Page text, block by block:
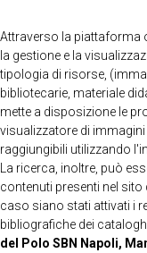
Attraverso la piattaforma
la gestione e la
tipologia di risorse,
bibliotecarie, materiale
mette a disposizione le
visualizzatore di
raggiungibili utilizzando
La ricerca, inoltre, può
contenuti presenti nel sito
caso siano stati attivati i
bibliografiche dei
del Polo SBN Napoli,